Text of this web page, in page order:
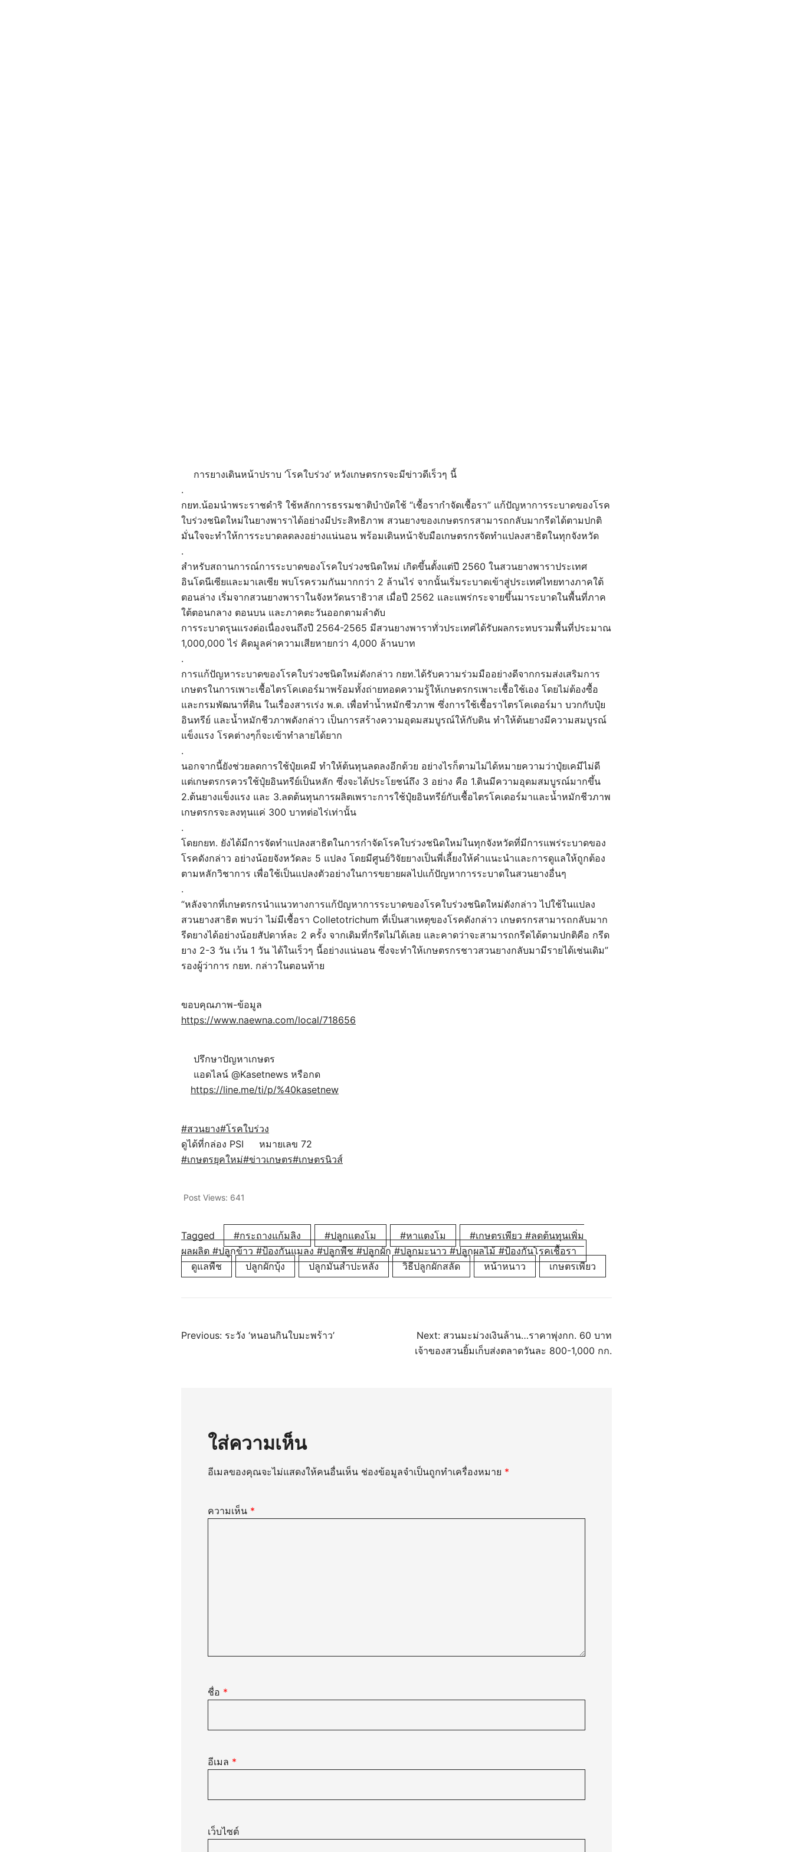
การยางเดินหน้าปราบ ‘โรคใบร่วง’ หวังเกษตรกรจะมีข่าวดีเร็วๆ นี้
.
กยท.น้อมนำพระราชดำริ ใช้หลักการธรรมชาติบำบัดใช้ “เชื้อรากำจัดเชื้อรา” แก้ปัญหาการระบาดของโรค
ใบร่วงชนิดใหม่ในยางพาราได้อย่างมีประสิทธิภาพ สวนยางของเกษตรกรสามารถกลับมากรีดได้ตามปกติ
มั่นใจจะทำให้การระบาดลดลงอย่างแน่นอน พร้อมเดินหน้าจับมือเกษตรกรจัดทำแปลงสาธิตในทุกจังหวัด
.
สำหรับสถานการณ์การระบาดของโรคใบร่วงชนิดใหม่ เกิดขึ้นตั้งแต่ปี 2560 ในสวนยางพาราประเทศ
อินโดนีเซียและมาเลเซีย พบโรครวมกันมากกว่า 2 ล้านไร่ จากนั้นเริ่มระบาดเข้าสู่ประเทศไทยทางภาคใต้
ตอนล่าง เริ่มจากสวนยางพาราในจังหวัดนราธิวาส เมื่อปี 2562 และแพร่กระจายขึ้นมาระบาดในพื้นที่ภาค
ใต้ตอนกลาง ตอนบน และภาคตะวันออกตามลำดับ
การระบาดรุนแรงต่อเนื่องจนถึงปี 2564-2565 มีสวนยางพาราทั่วประเทศได้รับผลกระทบรวมพื้นที่ประมาณ
1,000,000 ไร่ คิดมูลค่าความเสียหายกว่า 4,000 ล้านบาท
.
การแก้ปัญหาระบาดของโรคใบร่วงชนิดใหม่ดังกล่าว กยท.ได้รับความร่วมมืออย่างดีจากกรมส่งเสริมการ
เกษตรในการเพาะเชื้อไตรโคเดอร์มาพร้อมทั้งถ่ายทอดความรู้ให้เกษตรกรเพาะเชื้อใช้เอง โดยไม่ต้องซื้อ
และกรมพัฒนาที่ดิน ในเรื่องสารเร่ง พ.ด. เพื่อทำน้ำหมักชีวภาพ ซึ่งการใช้เชื้อราไตรโคเดอร์มา บวกกับปุ๋ย
อินทรีย์ และน้ำหมักชีวภาพดังกล่าว เป็นการสร้างความอุดมสมบูรณ์ให้กับดิน ทำให้ต้นยางมีความสมบูรณ์
แข็งแรง โรคต่างๆก็จะเข้าทำลายได้ยาก
.
นอกจากนี้ยังช่วยลดการใช้ปุ๋ยเคมี ทำให้ต้นทุนลดลงอีกด้วย อย่างไรก็ตามไม่ได้หมายความว่าปุ๋ยเคมีไม่ดี
แต่เกษตรกรควรใช้ปุ๋ยอินทรีย์เป็นหลัก ซึ่งจะได้ประโยชน์ถึง 3 อย่าง คือ 1.ดินมีความอุดมสมบูรณ์มากขึ้น
2.ต้นยางแข็งแรง และ 3.ลดต้นทุนการผลิตเพราะการใช้ปุ๋ยอินทรีย์กับเชื้อไตรโคเดอร์มาและน้ำหมักชีวภาพ
เกษตรกรจะลงทุนแค่ 300 บาทต่อไร่เท่านั้น
.
โดยกยท. ยังได้มีการจัดทำแปลงสาธิตในการกำจัดโรคใบร่วงชนิดใหม่ในทุกจังหวัดที่มีการแพร่ระบาดของ
โรคดังกล่าว อย่างน้อยจังหวัดละ 5 แปลง โดยมีศูนย์วิจัยยางเป็นพี่เลี้ยงให้คำแนะนำและการดูแลให้ถูกต้อง
ตามหลักวิชาการ เพื่อใช้เป็นแปลงตัวอย่างในการขยายผลไปแก้ปัญหาการระบาดในสวนยางอื่นๆ
.
“หลังจากที่เกษตรกรนำแนวทางการแก้ปัญหาการระบาดของโรคใบร่วงชนิดใหม่ดังกล่าว ไปใช้ในแปลง
สวนยางสาธิต พบว่า ไม่มีเชื้อรา Colletotrichum ที่เป็นสาเหตุของโรคดังกล่าว เกษตรกรสามารถกลับมาก
รีดยางได้อย่างน้อยสัปดาห์ละ 2 ครั้ง จากเดิมที่กรีดไม่ได้เลย และคาดว่าจะสามารถกรีดได้ตามปกติคือ กรีด
ยาง 2-3 วัน เว้น 1 วัน ได้ในเร็วๆ นี้อย่างแน่นอน ซึ่งจะทำให้เกษตรกรชาวสวนยางกลับมามีรายได้เช่นเดิม”
รองผู้ว่าการ กยท. กล่าวในตอนท้าย
ขอบคุณภาพ-ข้อมูล
https://www.naewna.com/local/718656
ปรึกษาปัญหาเกษตร
แอดไลน์ @Kasetnews หรือกด
https://line.me/ti/p/%40kasetnew
#สวนยาง#โรคใบร่วง
ดูได้ที่กล่อง PSI
หมายเลข 72
#เกษตรยุคใหม่#ข่าวเกษตร#เกษตรนิวส์
Post Views: 641
Tagged #กระถางแก้มลิง #ปลูกแตงโม #หาแตงโม
#เกษตรเพียว #ลดต้นทุนเพิ่ม
ผลผลิต #ปลูกข้าว #ป้องกันแมลง #ปลูกพืช #ปลูกผัก #ปลูกมะนาว #ปลูกผลไม้ #ป้องกันโรคเชื้อรา
ดูแลพืช
ปลูกผักบุ้ง ปลูกมันสำปะหลัง วิธีปลูกผักสลัด หน้าหนาว เกษตรเพียว
แนะแนว
Previous: ระวัง ‘หนอนกินใบมะพร้าว’ Next: สวนมะม่วงเงินล้าน…ราคาพุ่งกก. 60 บาท
เจ้าของสวนยิ้มเก็บส่งตลาดวันละ 800-1,000 กก.
ใส่ความเห็น
อีเมลของคุณจะไม่แสดงให้คนอื่นเห็น ช่องข้อมูลจำเป็นถูกทำเครื่องหมาย *
ความเห็น *
ชื่อ *
อีเมล *
เว็บไซต์